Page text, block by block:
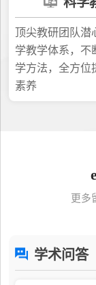
顶尖教研团队潜
学教学体系，不
学方法，全方位
素养
更多
学术问答